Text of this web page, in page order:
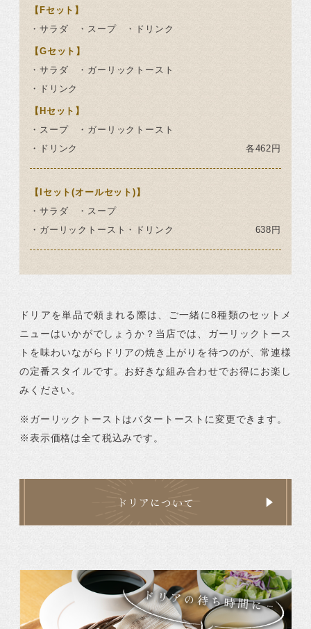
【Fセット】
・サラダ ・スープ ・ドリンク
【Gセット】
・サラダ ・ガーリックトースト
・ドリンク
【Hセット】
・スープ ・ガーリックトースト
・ドリンク
各462円
【Iセット(オールセット)】
・サラダ ・スープ
・ガーリックトースト・ドリンク
638円
ドリアを単品で頼まれる際は、ご一緒に8種類のセットメ
ニューはいかがでしょうか？ 当店では、ガーリックトース
トを味わいながらドリアの焼き上がりを待つのが、常連様
の定番スタイルです。 お好きな組み合わせでお得にお楽し
みください。
※ガーリックトーストはバタートーストに変更できます。
※表示価格は全て税込みです。
ドリアについて